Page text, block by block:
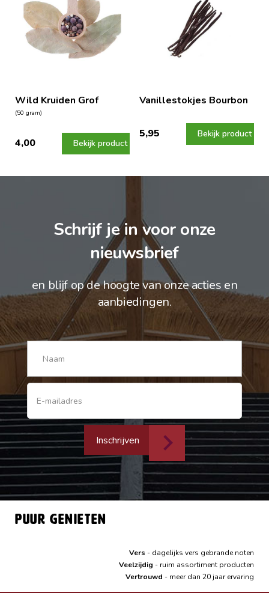
Wild Kruiden Grof
(50 gram)
4,00 Bekijk product
Vanillestokjes Bourbon
5,95 Bekijk product
Schrijf je in voor onze
nieuwsbrief
en blijf op de hoogte van onze acties en
aanbiedingen.
Inschrijven
Puur genieten
Vers - dagelijks vers gebrande noten
Veelzijdig - ruim assortiment producten
Vertrouwd - meer dan 20 jaar ervaring